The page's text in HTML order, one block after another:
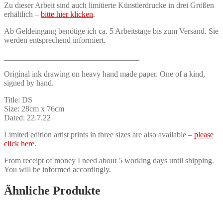
Zu dieser Arbeit sind auch limitierte Künstlerdrucke in drei Größen
erhältlich – bitte hier klicken.
Ab Geldeingang benötige ich ca. 5 Arbeitstage bis zum Versand. Sie
werden entsprechend informiert.
Original ink drawing on heavy hand made paper. One of a kind,
signed by hand.
Title: DS
Size: 28cm x 76cm
Dated: 22.7.22
Limited edition artist prints in three sizes are also available – please
click here.
From receipt of money I need about 5 working days until shipping.
You will be informed accordingly.
Ähnliche Produkte